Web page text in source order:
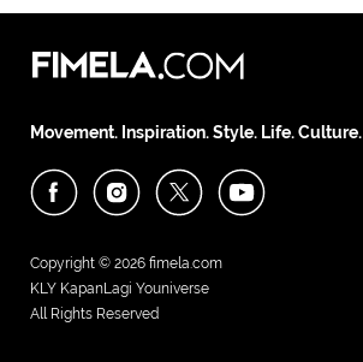
Movement. Inspiration. Style. Life. Culture.
Copyright © 2026 fimela.com
KLY KapanLagi Youniverse
All Rights Reserved